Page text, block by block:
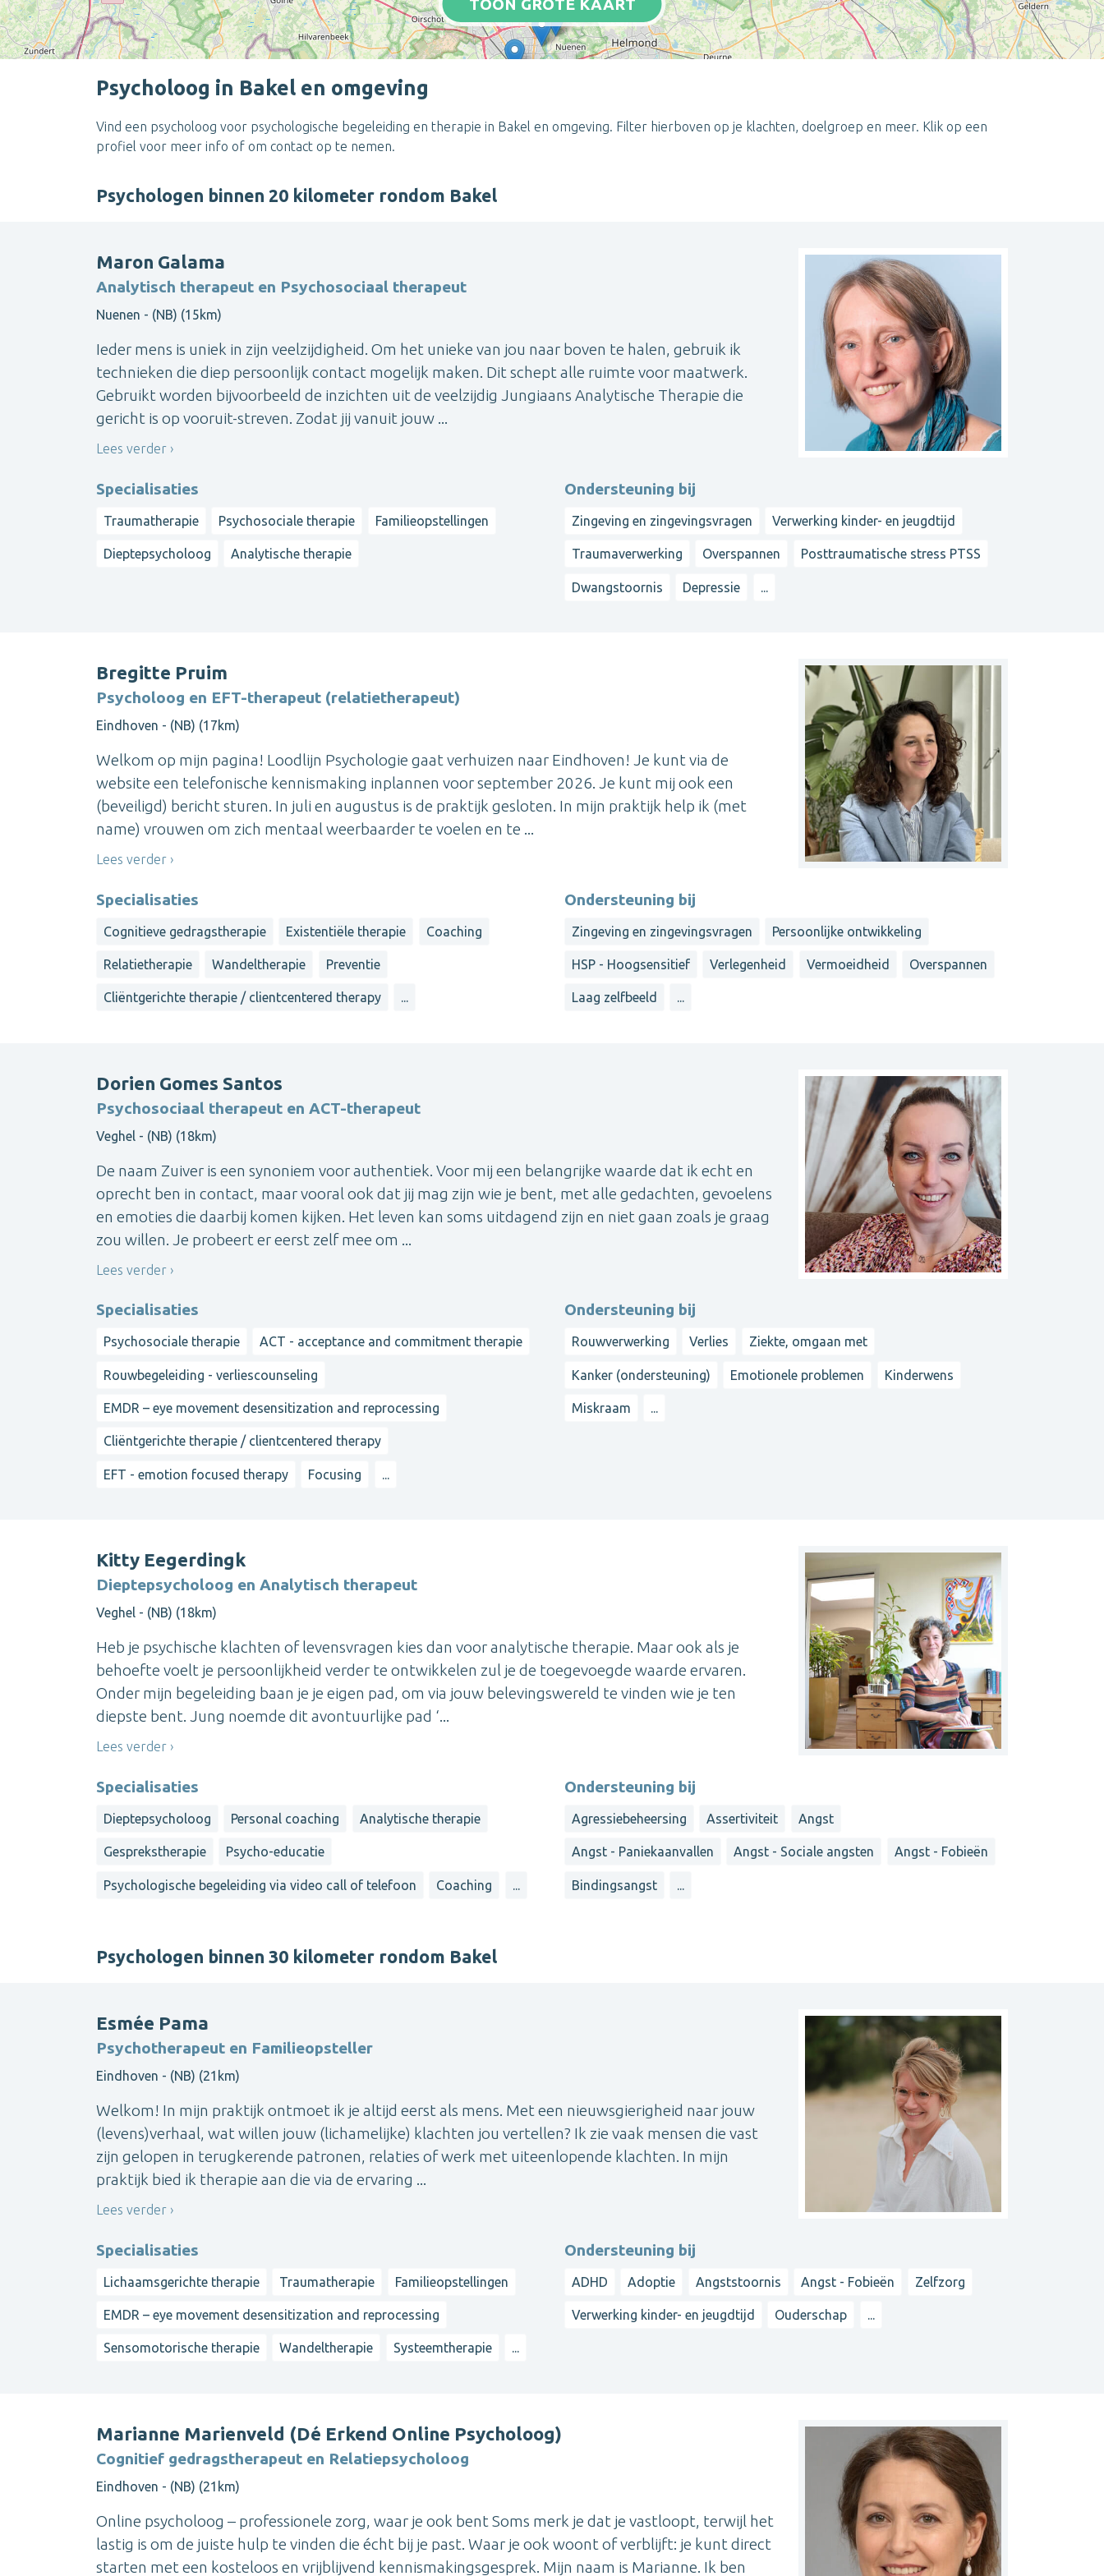
TOON GROTE KAART
Psycholoog in Bakel en omgeving
Vind een psycholoog voor psychologische begeleiding en therapie in Bakel en omgeving. Filter hierboven op je klachten, doelgroep en meer. Klik op een
profiel voor meer info of om contact op te nemen.
Psychologen binnen 20 kilometer rondom Bakel
Maron Galama
Analytisch therapeut en Psychosociaal therapeut
Nuenen - (NB) (15km)
Ieder mens is uniek in zijn veelzijdigheid. Om het unieke van jou naar boven te halen, gebruik ik
technieken die diep persoonlijk contact mogelijk maken. Dit schept alle ruimte voor maatwerk.
Gebruikt worden bijvoorbeeld de inzichten uit de veelzijdig Jungiaans Analytische Therapie die
gericht is op vooruit-streven. Zodat jij vanuit jouw ...
Lees verder
Specialisaties
Traumatherapie Psychosociale therapie Familieopstellingen
Dieptepsycholoog Analytische therapie
Ondersteuning bij
Zingeving en zingevingsvragen Verwerking kinder- en jeugdtijd
Traumaverwerking Overspannen Posttraumatische stress PTSS
Dwangstoornis Depressie
Bregitte Pruim
Psycholoog en EFT-therapeut (relatietherapeut)
Eindhoven - (NB) (17km)
Welkom op mijn pagina! Loodlijn Psychologie gaat verhuizen naar Eindhoven! Je kunt via de
website een telefonische kennismaking inplannen voor september 2026. Je kunt mij ook een
(beveiligd) bericht sturen. In juli en augustus is de praktijk gesloten. In mijn praktijk help ik (met
name) vrouwen om zich mentaal weerbaarder te voelen en te ...
Lees verder
Specialisaties
Cognitieve gedragstherapie Existentiële therapie Coaching
Relatietherapie Wandeltherapie Preventie
Cliëntgerichte therapie / clientcentered therapy ...
Ondersteuning bij
Zingeving en zingevingsvragen Persoonlijke ontwikkeling
HSP - Hoogsensitief Verlegenheid Vermoeidheid Overspannen
Laag zelfbeeld ...
Dorien Gomes Santos
Psychosociaal therapeut en ACT-therapeut
Veghel - (NB) (18km)
De naam Zuiver is een synoniem voor authentiek. Voor mij een belangrijke waarde dat ik echt en
oprecht ben in contact, maar vooral ook dat jij mag zijn wie je bent, met alle gedachten, gevoelens
en emoties die daarbij komen kijken. Het leven kan soms uitdagend zijn en niet gaan zoals je graag
zou willen. Je probeert er eerst zelf mee om ...
Lees verder
Specialisaties
Psychosociale therapie ACT - acceptance and commitment therapie
Rouwbegeleiding - verliescounseling
EMDR – eye movement desensitization and reprocessing
Cliëntgerichte therapie / clientcentered therapy
EFT - emotion focused therapy Focusing ...
Ondersteuning bij
Rouwverwerking Verlies Ziekte, omgaan met
Kanker (ondersteuning) Emotionele problemen Kinderwens
Miskraam ...
Kitty Eegerdingk
Dieptepsycholoog en Analytisch therapeut
Veghel - (NB) (18km)
Heb je psychische klachten of levensvragen kies dan voor analytische therapie. Maar ook als je
behoefte voelt je persoonlijkheid verder te ontwikkelen zul je de toegevoegde waarde ervaren.
Onder mijn begeleiding baan je je eigen pad, om via jouw belevingswereld te vinden wie je ten
diepste bent. Jung noemde dit avontuurlijke pad ‘...
Lees verder
Specialisaties
Dieptepsycholoog Personal coaching Analytische therapie
Gesprekstherapie Psycho-educatie
Psychologische begeleiding via video call of telefoon Coaching ...
Ondersteuning bij
Agressiebeheersing Assertiviteit Angst
Angst - Paniekaanvallen Angst - Sociale angsten Angst - Fobieën
Bindingsangst ...
Psychologen binnen 30 kilometer rondom Bakel
Esmée Pama
Psychotherapeut en Familieopsteller
Eindhoven - (NB) (21km)
Welkom! In mijn praktijk ontmoet ik je altijd eerst als mens. Met een nieuwsgierigheid naar jouw
(levens)verhaal, wat willen jouw (lichamelijke) klachten jou vertellen? Ik zie vaak mensen die vast
zijn gelopen in terugkerende patronen, relaties of werk met uiteenlopende klachten. In mijn
praktijk bied ik therapie aan die via de ervaring ...
Lees verder
Specialisaties
Lichaamsgerichte therapie Traumatherapie Familieopstellingen
EMDR – eye movement desensitization and reprocessing
Sensomotorische therapie Wandeltherapie Systeemtherapie ...
Ondersteuning bij
ADHD Adoptie Angststoornis Angst - Fobieën Zelfzorg
Verwerking kinder- en jeugdtijd Ouderschap ...
Marianne Marienveld (Dé Erkend Online Psycholoog)
Cognitief gedragstherapeut en Relatiepsycholoog
Eindhoven - (NB) (21km)
Online psycholoog – professionele zorg, waar je ook bent Soms merk je dat je vastloopt, terwijl het
lastig is om de juiste hulp te vinden die écht bij je past. Waar je ook woont of verblijft: je kunt direct
starten met een kosteloos en vrijblijvend kennismakingsgesprek. Mijn naam is Marianne. Ik ben